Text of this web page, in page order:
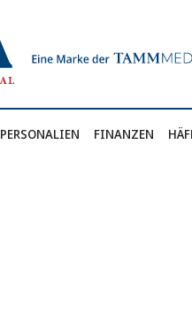
PERSONALIEN FINANZEN